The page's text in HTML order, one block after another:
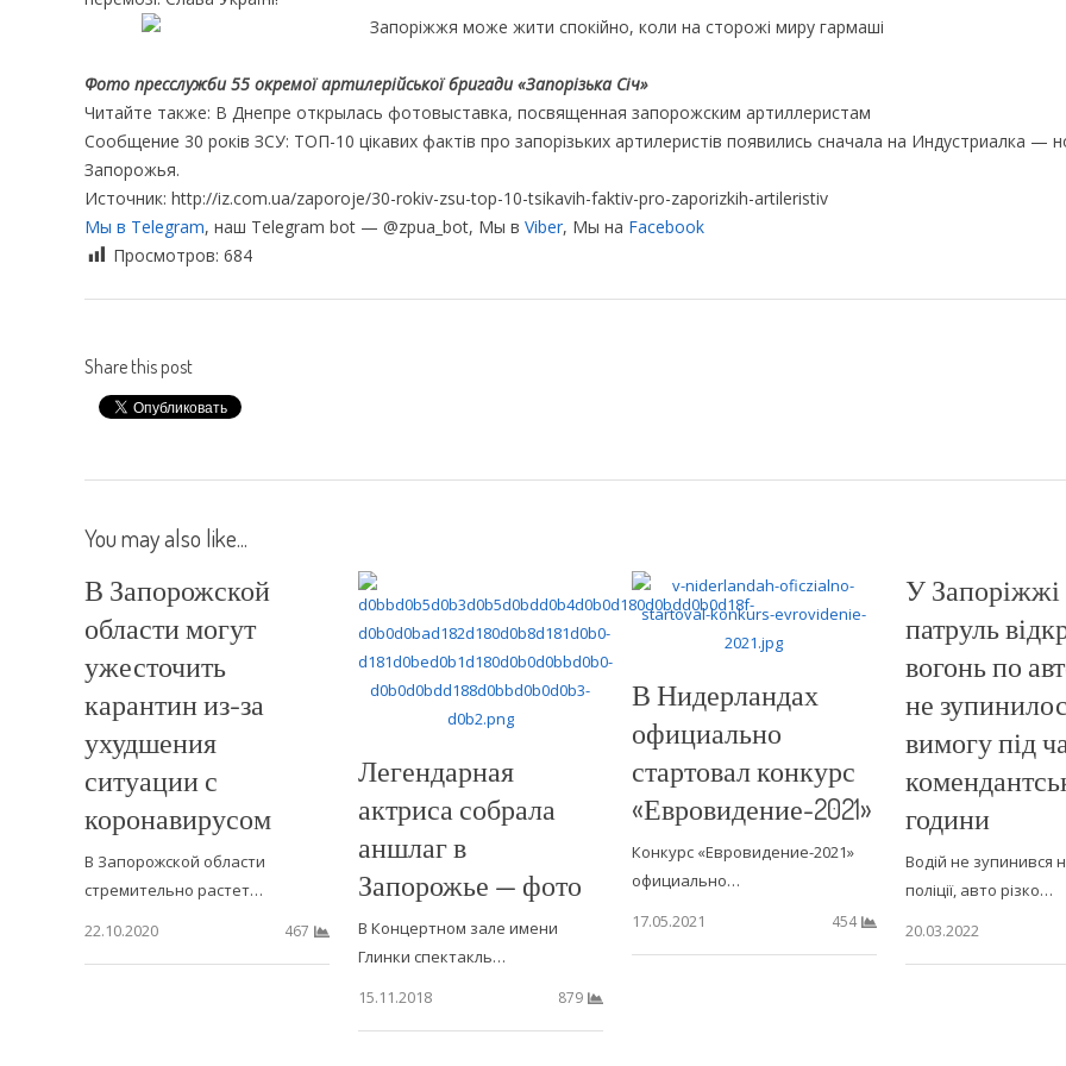
Фото пресслужби 55 окремої артилерійської бригади «Запорізька Січ»
Читайте также: В Днепре открылась фотовыставка, посвященная запорожским артиллеристам
Сообщение 30 років ЗСУ: ТОП-10 цікавих фактів про запорізьких артилеристів появились сначала на Индустриалка —
Запорожья.
Источник: http://iz.com.ua/zaporoje/30-rokiv-zsu-top-10-tsikavih-faktiv-pro-zaporizkih-artileristiv
Мы в Telegram, наш Telegram bot — @zpua_bot, Мы в Viber, Мы на Facebook
Просмотров: 684
Share this post
You may also like...
В Запорожской
области могут
ужесточить
карантин из-за
ухудшения
ситуации с
коронавирусом
В Запорожской области
стремительно растет…
22.10.2020
467
Легендарная
актриса собрала
аншлаг в
Запорожье — фото
В Концертном зале имени
Глинки спектакль…
15.11.2018
879
В Нидерландах
официально
стартовал конкурс
«Евровидение-2021»
Конкурс «Евровидение-2021»
официально…
17.05.2021
454
У Запоріжжі
патруль
вогонь по
не
вимогу під
години
Водій не зупинився
поліції, авто різко…
20.03.2022